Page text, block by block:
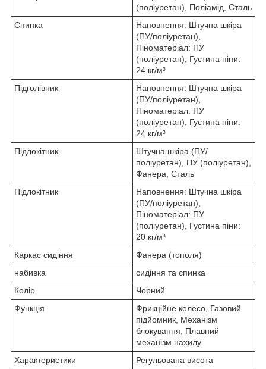
(поліуретан), Поліамід, Сталь
Спинка
Наповнення: Штучна шкіра
(ПУ/поліуретан),
Піноматеріал: ПУ
(поліуретан), Густина піни:
24 кг/м³
Підголівник
Наповнення: Штучна шкіра
(ПУ/поліуретан),
Піноматеріал: ПУ
(поліуретан), Густина піни:
24 кг/м³
Підлокітник
Штучна шкіра (ПУ/
поліуретан), ПУ (поліуретан),
Фанера, Сталь
Підлокітник
Наповнення: Штучна шкіра
(ПУ/поліуретан),
Піноматеріал: ПУ
(поліуретан), Густина піни:
20 кг/м³
Каркас сидіння
Фанера (тополя)
набивка
сидіння та спинка
Колір
Чорний
Функція
Фрикційне колесо, Газовий
підйомник, Механізм
блокування, Плавний
механізм нахилу
Характеристики
Регульована висота